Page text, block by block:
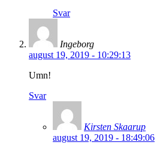
Svar
Ingeborg
august 19, 2019 - 10:29:13
Umn!
Svar
Kirsten Skaarup
august 19, 2019 - 18:49:06